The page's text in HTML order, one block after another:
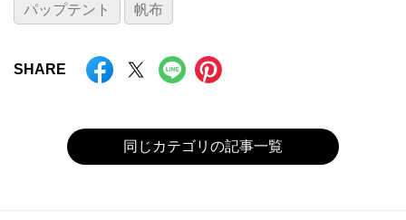
パップテント 帆布
SHARE
同じカテゴリの記事一覧